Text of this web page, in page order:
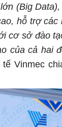
(Big
hỗ trợ các
cơ sở đào
của cả hai
Vinmec